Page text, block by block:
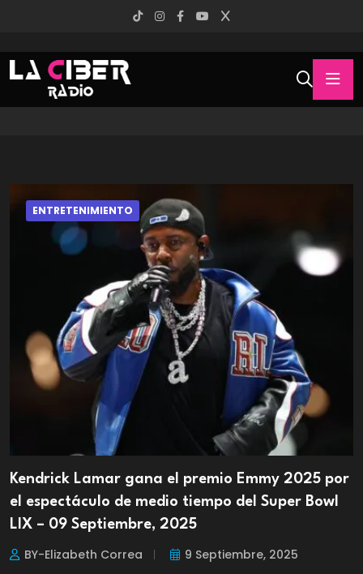
ENTRETENIMIENTO
Kendrick Lamar gana el premio Emmy 2025 por
el espectáculo de medio tiempo del Super Bowl
LIX – 09 Septiembre, 2025
BY-Elizabeth Correa 9 Septiembre, 2025